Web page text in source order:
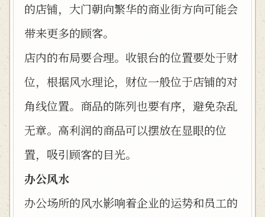
的店铺，大门朝向繁华的商业街方向可能会
带来更多的顾客。
店内的布局要合理。收银台的位置要处于财
位，根据风水理论，财位一般位于店铺的对
角线位置。商品的陈列也要有序，避免杂乱
无章。高利润的商品可以摆放在显眼的位
置，吸引顾客的目光。
办公风水
办公场所的风水影响着企业的运势和员工的